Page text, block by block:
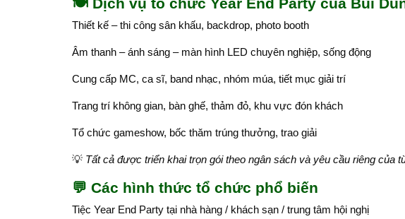
Thiết kế – thi công sân khấu, backdrop, photo booth
Âm thanh – ánh sáng – màn hình LED chuyên nghiệp, sống động
Cung cấp MC, ca sĩ, band nhạc, nhóm múa, tiết mục giải trí
Trang trí không gian, bàn ghế, thảm đỏ, khu vực đón khách
Tổ chức gameshow, bốc thăm trúng thưởng, trao giải
💡 Tất cả được triển khai trọn gói theo ngân sách và yêu cầu riêng của
💬 Các hình thức tổ chức phổ biến
Tiệc Year End Party tại nhà hàng / khách sạn / trung tâm hội nghị